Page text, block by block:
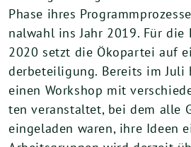
Pha­se ihres
nal­wahl ins Jahr 2019. Für die
2020 setzt die Öko­par­tei auf
der­be­tei­li­gung. Bereits im Juli
einen Work­shop mit
ten ver­an­stal­tet, bei dem alle
ein­ge­la­den waren, ihre Ideen